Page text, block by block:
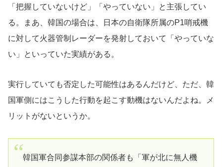
「把握していないけど」「やっていない」と主張してい
る。まあ、韓国の場合は、日本の自衛隊所属のP1哨戒機
に対して火器管制レーダーを発射しておいて「やっていな
い」といっていた実績がある。
実行していても否定した可能性はあるんだけど、ただ、韓
国軍側にはこうした行動を起こす動機はないんだよね。メ
リットがないというか。
韓国軍合同参謀本部の関係者も「軍が北に無人機